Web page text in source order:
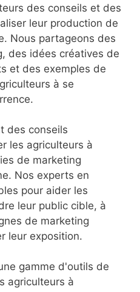
des conseils et des
leur production de
Nous partageons des
des idées créatives de
et des exemples de
à se
des conseils
les agriculteurs à
de marketing
Nos experts en
pour aider les
leur public cible, à
de marketing
leur exposition.
gamme d'outils de
agriculteurs à